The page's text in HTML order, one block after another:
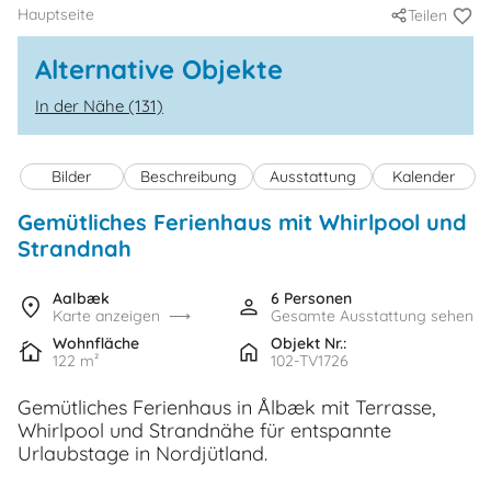
Hauptseite Teilen
Alternative Objekte
In der Nähe (131)
Bilder Beschreibung Ausstattung Kalender
Gemütliches Ferienhaus mit Whirlpool und
Strandnah
Aalbæk
Karte anzeigen
6 Personen
Gesamte Ausstattung sehen
Wohnfläche
122 m²
Objekt Nr.:
102-TV1726
Gemütliches Ferienhaus in Ålbæk mit Terrasse,
Whirlpool und Strandnähe für entspannte
Urlaubstage in Nordjütland.